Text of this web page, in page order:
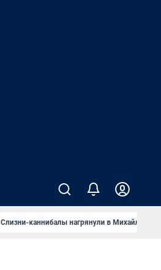
Слизни-каннибалы нагрянули в Михайлов